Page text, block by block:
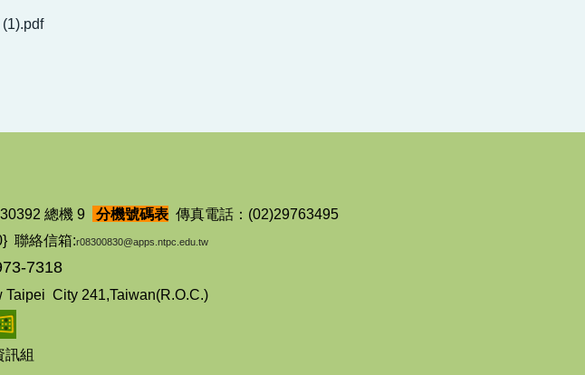
總機 9 分機號碼表 傳真電話：(02)29763495
聯絡信箱:r08300830@apps.ntpc.edu.tw
7318
Taipei City 241,Taiwan(R.O.C.)
訊組